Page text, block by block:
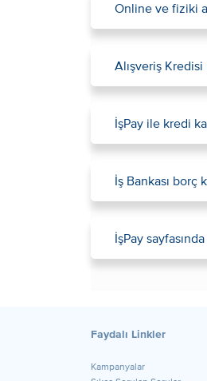
Online ve fiziki
Alışveriş Kredisi
İşPay ile kredi
İş Bankası
İşPay
Faydalı Linkler
Kampanyalar